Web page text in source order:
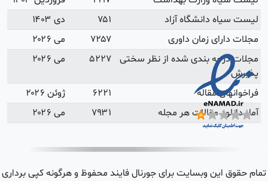
دی ۱۴۰۳
می ۲۰۲۶
می ۲۰۲۶
ژوئن ۲۰۲۶
می ۲۰۲۶
هرگونه کپی برداری